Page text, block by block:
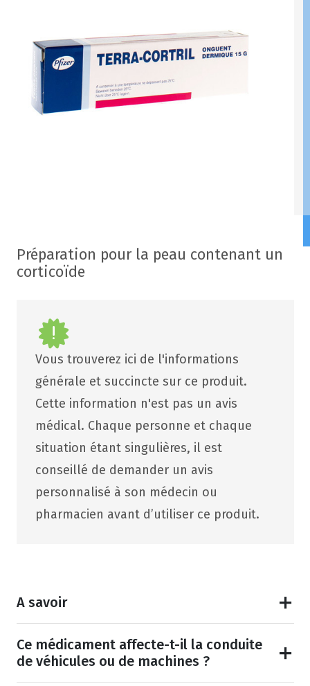
Préparation pour la peau contenant un
corticoïde
Vous trouverez ici de l'informations
générale et succincte sur ce produit.
Cette information n'est pas un avis
médical. Chaque personne et chaque
situation étant singulières, il est
conseillé de demander un avis
personnalisé à son médecin ou
pharmacien avant d’utiliser ce produit.
A savoir
Ce médicament affecte-t-il la conduite
de véhicules ou de machines ?